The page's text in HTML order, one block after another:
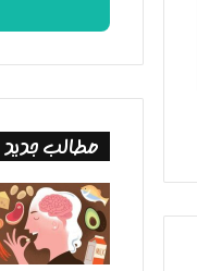
وارد
مطالب جدید